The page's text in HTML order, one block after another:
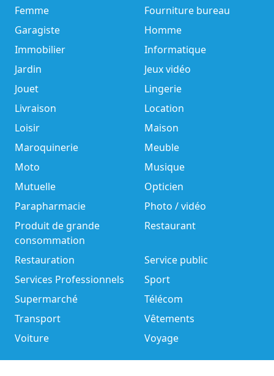
Femme
Fourniture bureau
Garagiste
Homme
Immobilier
Informatique
Jardin
Jeux vidéo
Jouet
Lingerie
Livraison
Location
Loisir
Maison
Maroquinerie
Meuble
Moto
Musique
Mutuelle
Opticien
Parapharmacie
Photo / vidéo
Produit de grande
consommation
Restaurant
Restauration
Service public
Services Professionnels
Sport
Supermarché
Télécom
Transport
Vêtements
Voiture
Voyage